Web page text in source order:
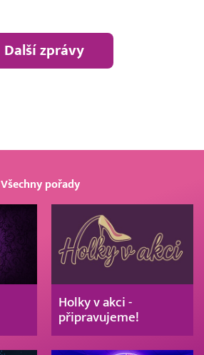
Další zprávy
Všechny pořady
Holky v akci -
připravujeme!